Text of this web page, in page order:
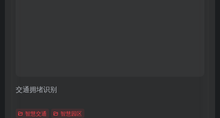
交通拥堵识别
智慧交通 智慧园区